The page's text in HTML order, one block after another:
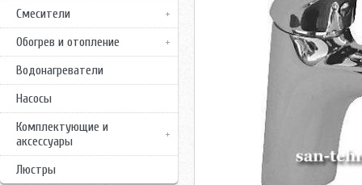
Смесители
Обогрев и отопление
Водонагреватели
Насосы
Комплектующие и
аксессуары
Люстры